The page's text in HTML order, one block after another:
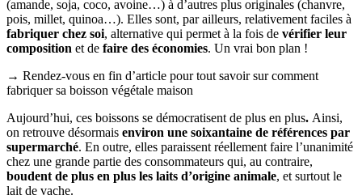
(amande, soja, coco, avoine…) à d’autres plus originales (chanvre,
pois, millet, quinoa…). Elles sont, par ailleurs, relativement faciles à
fabriquer chez soi, alternative qui permet à la fois de vérifier leur
composition et de faire des économies. Un vrai bon plan !
→ Rendez-vous en fin d’article pour tout savoir sur comment
fabriquer sa boisson végétale maison
Aujourd’hui, ces boissons se démocratisent de plus en plus. Ainsi,
on retrouve désormais environ une soixantaine de références par
supermarché. En outre, elles paraissent réellement faire l’unanimité
chez une grande partie des consommateurs qui, au contraire,
boudent de plus en plus les laits d’origine animale, et surtout le
lait de vache.